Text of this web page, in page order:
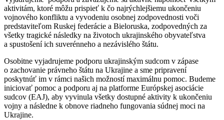
aktivitám, ktoré môžu prispieť k čo najrýchlejšiemu ukončeniu
vojnového konfliktu a vyvodeniu osobnej zodpovednosti voči
predstaviteľom Ruskej federácie a Bieloruska, zodpovedných za
všetky tragické následky na životoch ukrajinského obyvateľstva
a spustošení ich suverénneho a nezávislého štátu.
Osobitne vyjadrujeme podporu ukrajinským sudcom v zápase
o zachovanie právneho štátu na Ukrajine a sme pripravení
poskytnúť im v rámci našich možností maximálnu pomoc. Budeme
iniciovať pomoc a podporu aj na platforme Európskej asociácie
sudcov (EAJ), aby vyvinula všetky dostupné aktivity k ukončeniu
vojny a následne k obnove riadneho fungovania súdnej moci na
Ukrajine.